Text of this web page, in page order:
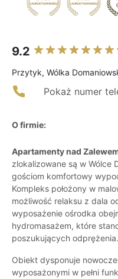
9.2
Przytyk, Wólka
Pokaż numer
O firmie:
Apartamenty nad
zlokalizowane są w Wólce
gościom komfortowy
Kompleks położony w
możliwość relaksu z dala
wyposażenie ośrodka
hydromasażem, które
poszukujących odprężenia.
Obiekt dysponuje
wyposażonymi w pełni